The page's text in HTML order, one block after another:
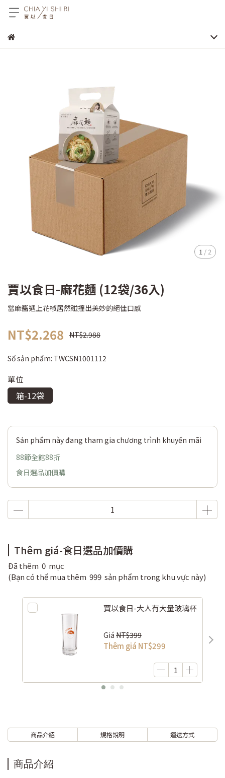
1 / 2
賈以食日-麻花麵 (12袋/36入)
當麻醬遇上花椒居然碰撞出美妙的絕佳口感
NT$2.268 NT$2.988
Số sản phẩm: TWCSN1001112
單位
箱-12袋
Sản phẩm này đang tham gia chương trình khuyến mãi
88節全館88折
食日選品加價購
Thêm giá-食日選品加價購
Đã thêm 0 mục
(Bạn có thể mua thêm 999 sản phẩm trong khu vực này)
賈以食日-大人有大量玻璃杯
Giá NT$399
Thêm giá NT$299
商品介紹 規格說明 運送方式
商品介紹